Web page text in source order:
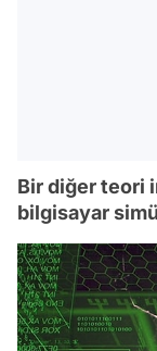
Bir diğer teori
bilgisayar